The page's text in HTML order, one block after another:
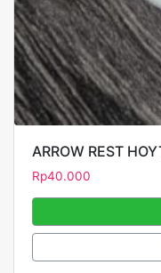
ARROW REST
Rp40.000